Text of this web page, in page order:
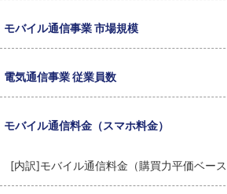
モバイル通信事業 市場規模
電気通信事業 従業員数
モバイル通信料金（スマホ料金）
[内訳]モバイル通信料金（購買力平価ベース